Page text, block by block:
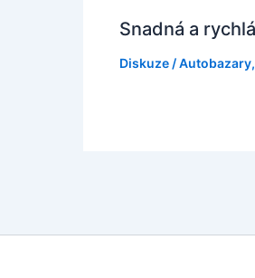
Snadná a
Diskuze /Autobazary,